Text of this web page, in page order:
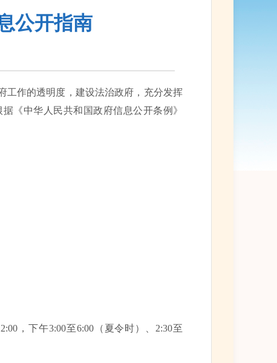
公开指南
作的透明度，建设法治政府，充分发挥
《中华人民共和国政府信息公开条例》
，下午3:00至6:00（夏令时）、2:30至